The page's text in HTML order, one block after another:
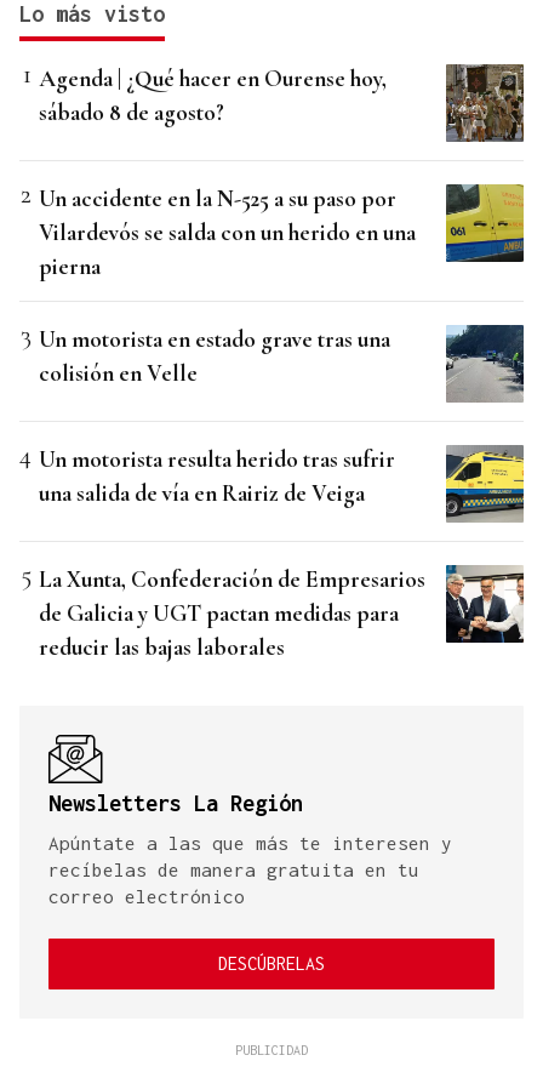
Lo más visto
Agenda | ¿Qué hacer en Ourense hoy,
sábado 8 de agosto?
Un accidente en la N-525 a su paso por
Vilardevós se salda con un herido en una
pierna
Un motorista en estado grave tras una
colisión en Velle
Un motorista resulta herido tras sufrir
una salida de vía en Rairiz de Veiga
La Xunta, Confederación de Empresarios
de Galicia y UGT pactan medidas para
reducir las bajas laborales
Newsletters La Región
Apúntate a las que más te interesen y
recíbelas de manera gratuita en tu
correo electrónico
DESCÚBRELAS